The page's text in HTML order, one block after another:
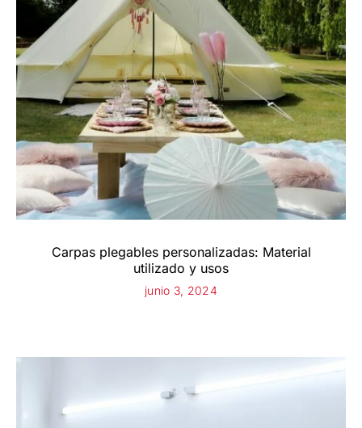
Carpas plegables personalizadas: Material
utilizado y usos
junio 3, 2024